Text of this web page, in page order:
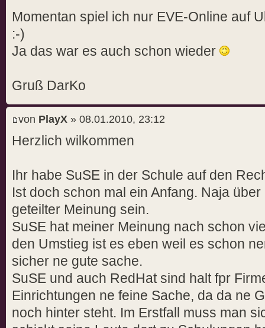
Momentan spiel ich nur EVE-Online auf
:-)
Ja das war es auch schon wieder
Gruß DarKo
von PlayX » 08.01.2010, 23:12
Herzlich wilkommen
Ihr habe SuSE in der Schule auf den
Ist doch schon mal ein Anfang. Naja
geteilter Meinung sein.
SuSE hat meiner Meinung nach schon
den Umstieg ist es eben weil es schon
sicher ne gute sache.
SuSE und auch RedHat sind halt fpr
Einrichtungen ne feine Sache, da da ne
noch hinter steht. Im Erstfall muss man